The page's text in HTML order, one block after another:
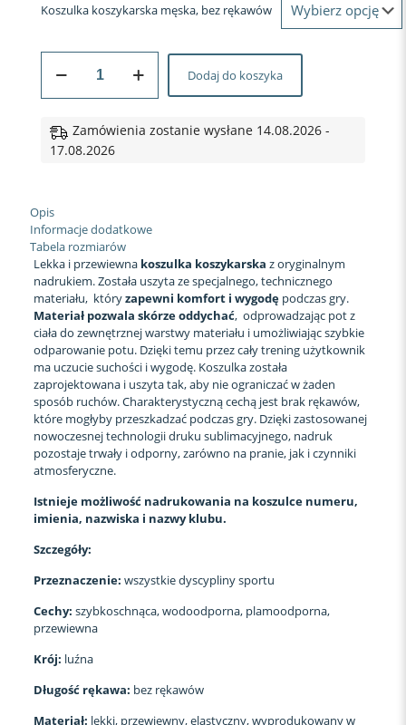
Koszulka koszykarska męska, bez rękawów
Koszulka
Nocny
Dodaj do koszyka
Zamówienia zostanie wysłane 14.08.2026 -
17.08.2026
Opis
Informacje dodatkowe
Tabela rozmiarów
Lekka i przewiewna koszulka koszykarska z oryginalnym
nadrukiem. Została uszyta ze specjalnego, technicznego
materiału, któryzapewni komfort i wygodępodczas gry.
Materiał pozwala skórze oddychać, odprowadzając pot z
ciała do zewnętrznej warstwy materiału i umożliwiając szybkie
odparowanie potu. Dzięki temu przez cały trening użytkownik
ma uczucie suchości i wygodę. Koszulka została
zaprojektowana i uszyta tak, aby nie ograniczać w żaden
sposób ruchów. Charakterystyczną cechą jest brak rękawów,
które mogłyby przeszkadzać podczas gry. Dzięki zastosowanej
nowoczesnej technologii druku sublimacyjnego, nadruk
pozostaje trwały i odporny, zarówno na pranie, jak i czynniki
atmosferyczne.
Istnieje możliwość nadrukowania na koszulce numeru,
imienia, nazwiska i nazwy klubu.
Szczegóły:
Przeznaczenie: wszystkie dyscypliny sportu
Cechy: szybkoschnąca, wodoodporna, plamoodporna,
przewiewna
Krój: luźna
Długość rękawa: bez rękawów
Materiał: lekki, przewiewny, elastyczny, wyprodukowany w